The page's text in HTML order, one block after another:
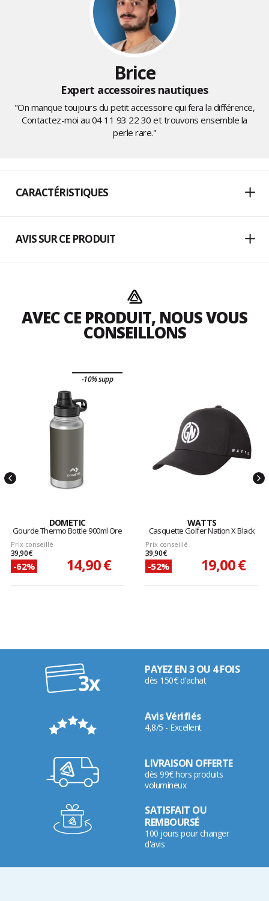
Brice
Expert accessoires nautiques
"On manque toujours du petit accessoire qui fera la différence,
Contactez-moi au 04 11 93 22 30 et trouvons ensemble la
perle rare."
CARACTÉRISTIQUES
AVIS SUR CE PRODUIT
AVEC CE PRODUIT, NOUS VOUS
CONSEILLONS
-10% supp
DOMETIC
Gourde Thermo Bottle 900ml Ore
Prix conseillé
39,90 €
-62% 14,90 €
WATTS
Casquette Golfer Nation X Black
Prix conseillé
39,90 €
-52% 19,00 €
PAYEZ EN 3 OU 4 FOIS
dès 150€ d'achat
Avis Vérifiés
4,8/5 - Excellent
LIVRAISON OFFERTE
dès 99€ hors produits
volumineux
SATISFAIT OU
REMBOURSÉ
100 jours pour changer
d'avis